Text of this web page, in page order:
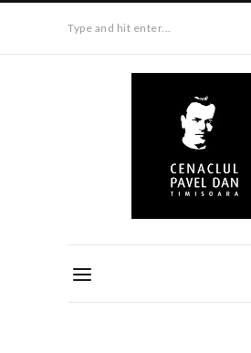
Type and hit enter...